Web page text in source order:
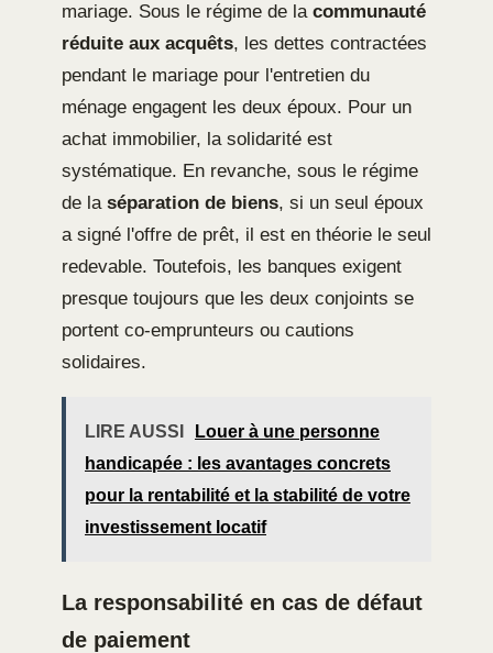
mariage. Sous le régime de la communauté
réduite aux acquêts, les dettes contractées
pendant le mariage pour l'entretien du
ménage engagent les deux époux. Pour un
achat immobilier, la solidarité est
systématique. En revanche, sous le régime
de la séparation de biens, si un seul époux
a signé l'offre de prêt, il est en théorie le seul
redevable. Toutefois, les banques exigent
presque toujours que les deux conjoints se
portent co-emprunteurs ou cautions
solidaires.
LIRE AUSSI
Louer à une personne
handicapée : les avantages concrets
pour la rentabilité et la stabilité de votre
investissement locatif
La responsabilité en cas de défaut
de paiement